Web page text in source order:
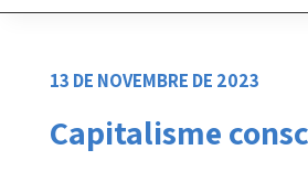
13 DE NOVEMBRE DE 2023
Capitalisme